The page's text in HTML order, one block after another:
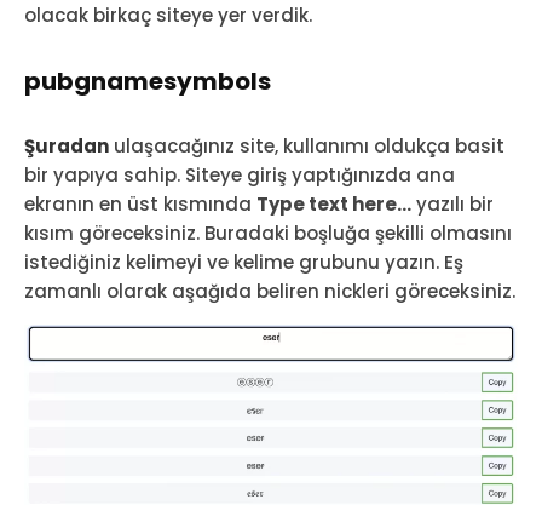
olacak birkaç siteye yer verdik.
pubgnamesymbols
Şuradan ulaşacağınız site, kullanımı oldukça basit
bir yapıya sahip. Siteye giriş yaptığınızda ana
ekranın en üst kısmında Type text here…yazılı bir
kısım göreceksiniz. Buradaki boşluğa şekilli olmasını
istediğiniz kelimeyi ve kelime grubunu yazın. Eş
zamanlı olarak aşağıda beliren nickleri göreceksiniz.